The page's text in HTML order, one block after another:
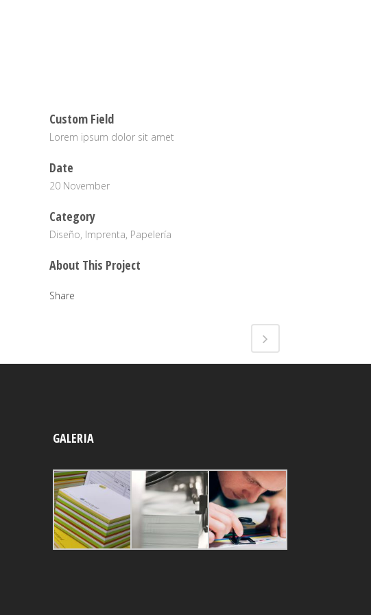
Custom Field
Lorem ipsum dolor sit amet
Date
20 November
Category
Diseño, Imprenta, Papelería
About This Project
Share
GALERIA